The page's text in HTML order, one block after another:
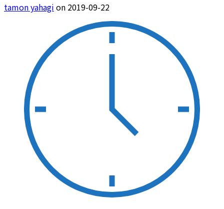
tamon yahagi on 2019-09-22